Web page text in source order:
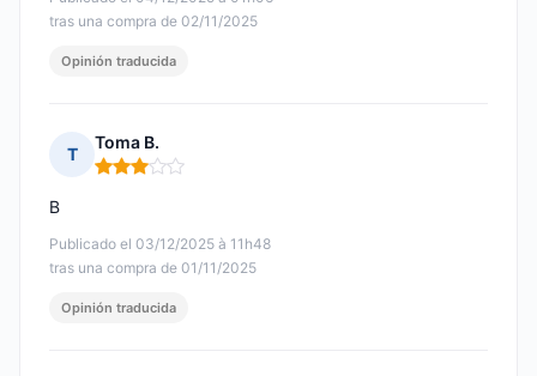
tras una compra de 02/11/2025
Opinión traducida
T
Toma B.
Nota: 3 de 5
Publicado el 03/12/2025 à 11h48
tras una compra de 01/11/2025
B
Opinión traducida